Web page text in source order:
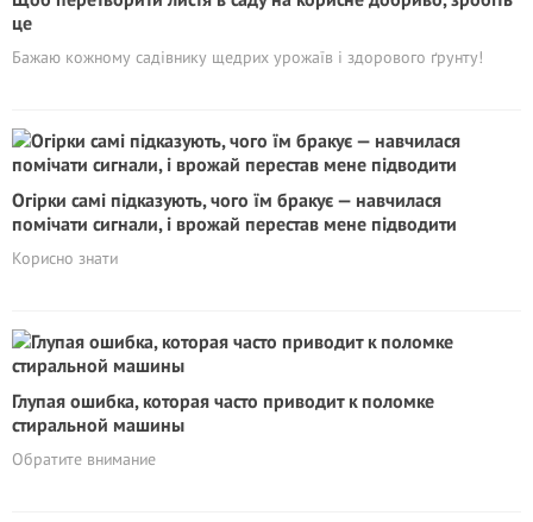
це
Бажаю кожному садівнику щедрих урожаїв і здорового ґрунту!
Огірки самі підказують, чого їм бракує — навчилася
помічати сигнали, і врожай перестав мене підводити
Корисно знати
Глупая ошибка, которая часто приводит к поломке
стиральной машины
Обратите внимание